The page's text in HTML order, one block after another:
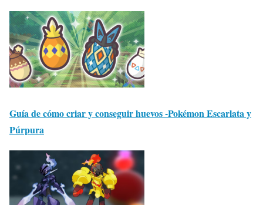
Guía de cómo criar y conseguir huevos -Pokémon Escarlata y
Púrpura